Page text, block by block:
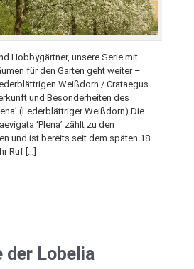
Hobbygärtner, unsere Serie mit
für den Garten geht weiter –
Weißdorn / Crataegus
und Besonderheiten des
(Lederblättriger Weißdorn) Die
‘Plena’ zählt zu den
und ist bereits seit dem späten 18.
Ruf […]
Lobelia